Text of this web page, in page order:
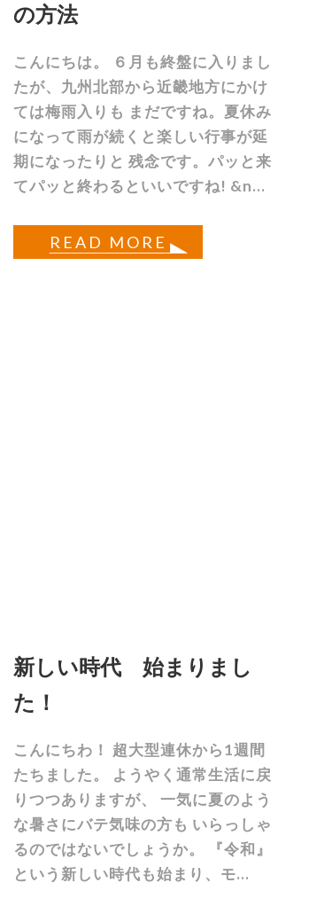
の方法
こんにちは。 ６月も終盤に入りまし
たが、九州北部から近畿地方にかけ
ては梅雨入りも まだですね。夏休み
になって雨が続くと楽しい行事が延
期になったりと 残念です。パッと来
てパッと終わるといいですね! &n...
READ MORE
新しい時代 始まりまし
た！
こんにちわ！ 超大型連休から1週間
たちました。 ようやく通常生活に戻
りつつありますが、 一気に夏のよう
な暑さにバテ気味の方も いらっしゃ
るのではないでしょうか。 『令和』
という新しい時代も始まり、モ...